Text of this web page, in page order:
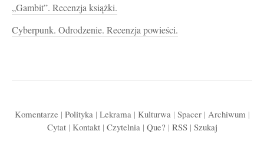
„Gambit”. Recenzja książki.
Cyberpunk. Odrodzenie. Recenzja powieści.
Komentarze | Polityka | Lekrama | Kulturwa | Spacer| Archiwum |
Cytat| Kontakt| Czytelnia | Que? | RSS| Szukaj